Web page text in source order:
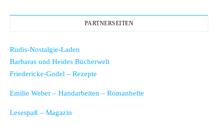
PARTNERSEITEN
Rudis-Nostalgie-Laden
Barbaras und Heides Bücherwelt
Friedericke-Godel – Rezepte
Emilie Weber – Handarbeiten – Romanhefte
Lesespaß – Magazin